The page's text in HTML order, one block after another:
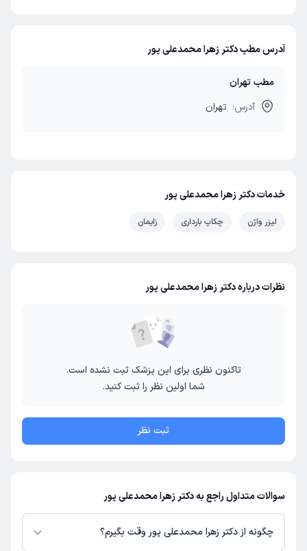
آدرس مطب دکتر زهرا محمدعلی پور
مطب تهران
آدرس: تهران
خدمات دکتر زهرا محمدعلی پور
لیزر واژن چکاپ بارداری زایمان
نظرات درباره دکتر زهرا محمدعلی پور
تاکنون نظری برای این پزشک ثبت نشده است.
شما اولین نظر را ثبت کنید.
ثبت نظر
سوالات متداول راجع به دکتر زهرا محمدعلی پور
چگونه از دکتر زهرا محمدعلی پور وقت بگیرم؟